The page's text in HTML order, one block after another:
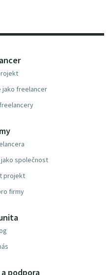
jako freelancer
společnost
projekt
firmy
podpora